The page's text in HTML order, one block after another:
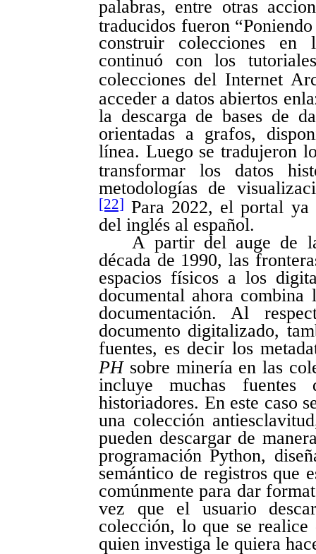
palabras, entre otras
traducidos fueron
construir colecciones en
continuó con los
colecciones del Internet
acceder a datos abiertos
la descarga de bases de
orientadas a grafos,
línea. Luego se tradujeron
transformar los datos
metodologías de
[22] Para 2022, el portal ya
del inglés al español.
A partir del auge de
década de 1990, las
espacios físicos a los
documental ahora
documentación. Al
documento digitalizado,
fuentes, es decir los
PHsobre minería en las
incluye muchas fuentes
historiadores. En este caso
una colección
pueden descargar de
programación Python,
semántico de registros que
comúnmente para dar
vez que el usuario
colección, lo que se realice
quien investiga le quiera